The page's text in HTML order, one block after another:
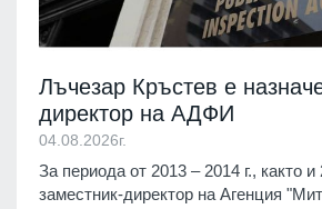
Лъчезар Кръстев е
директор на АДФИ
04.08.2026г.
За периода от 2013 – 2014 г., както и
заместник-директор на Агенция